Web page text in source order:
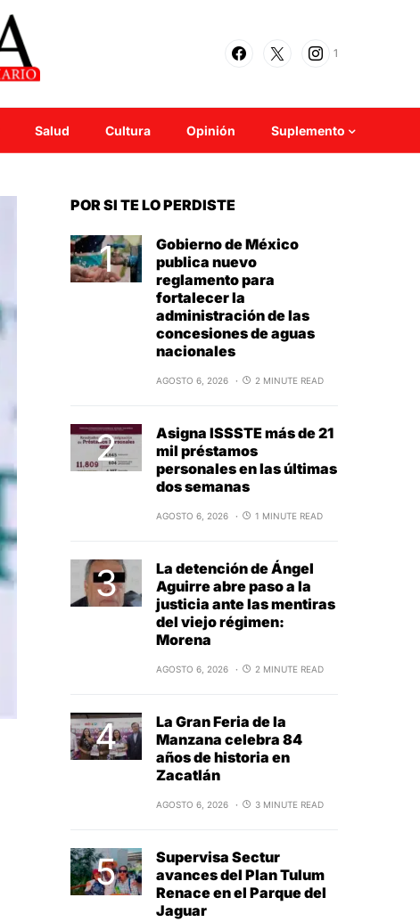
1
Salud Cultura Opinión Suplemento
POR SI TE LO PERDISTE
Gobierno de México
publica nuevo
reglamento para
fortalecer la
administración de las
concesiones de aguas
nacionales
AGOSTO 6, 2026 2 MINUTE READ
Asigna ISSSTE más de 21
mil préstamos
personales en las últimas
dos semanas
AGOSTO 6, 2026 1 MINUTE READ
La detención de Ángel
Aguirre abre paso a la
justicia ante las mentiras
del viejo régimen:
Morena
AGOSTO 6, 2026 2 MINUTE READ
La Gran Feria de la
Manzana celebra 84
años de historia en
Zacatlán
AGOSTO 6, 2026 3 MINUTE READ
Supervisa Sectur
avances del Plan Tulum
Renace en el Parque del
Jaguar